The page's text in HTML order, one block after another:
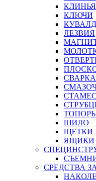
КЛИНЬЯ
КЛЮЧИ
ЛЕЗВИЯ
СВАРКА
ШИЛО
ЩЕТКИ
ЯЩИКИ
СРЕДСТВА